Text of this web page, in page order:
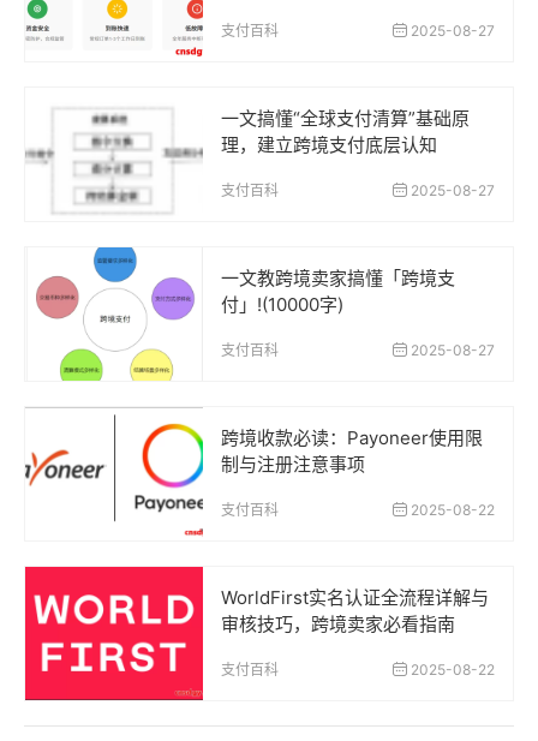
支付百科 2025-08-27
一文搞懂“全球支付清算”基础原
理，建立跨境支付底层认知
支付百科 2025-08-27
一文教跨境卖家搞懂「跨境支
付」!(10000字)
支付百科 2025-08-27
跨境收款必读：Payoneer使用限
制与注册注意事项
支付百科 2025-08-22
WorldFirst实名认证全流程详解与
审核技巧，跨境卖家必看指南
支付百科 2025-08-22